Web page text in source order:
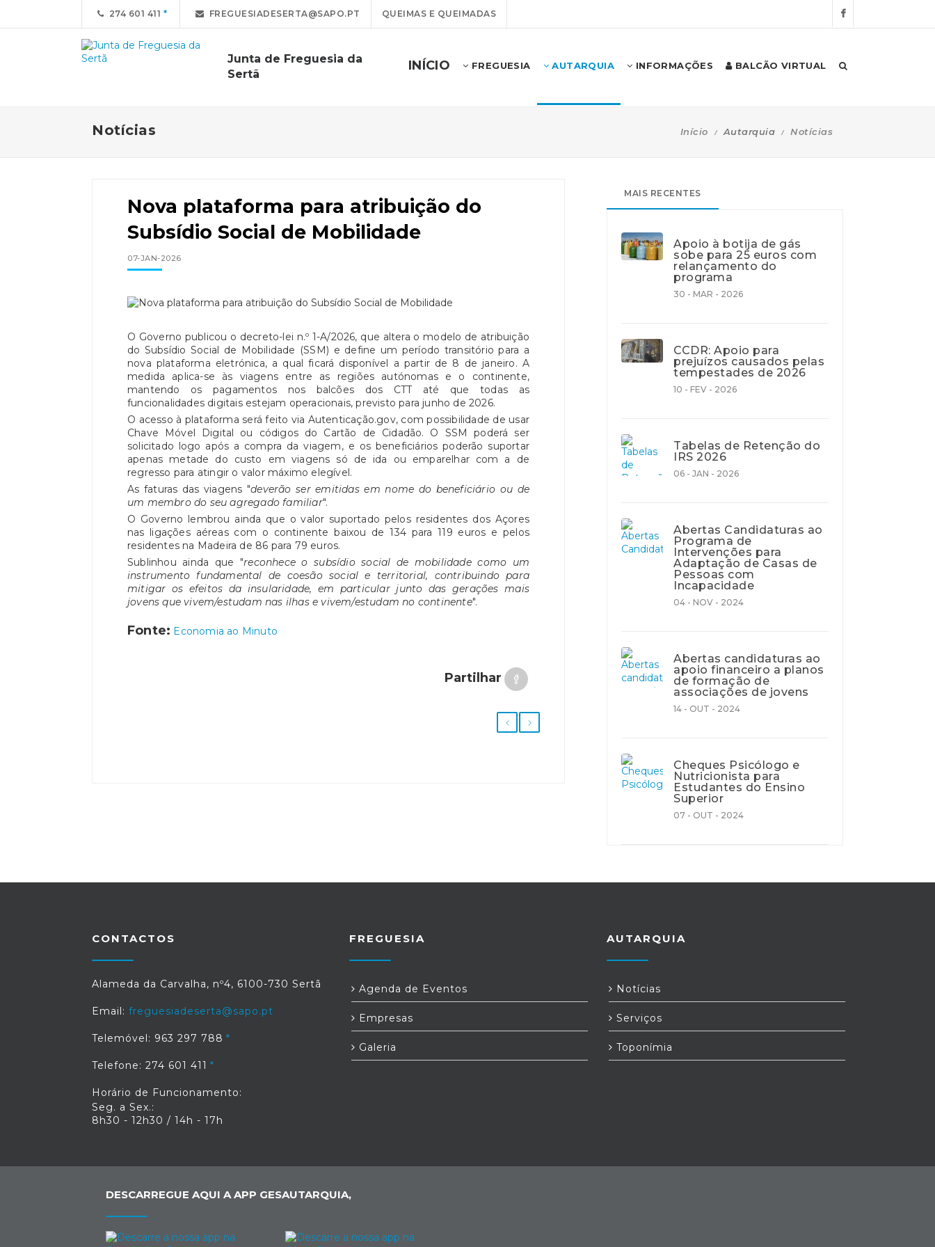
274 601 411 FREGUESIADESERTA@SAPO.PT QUEIMAS E QUEIMADAS
Junta de Freguesia da
Sertã
INÍCIO FREGUESIA AUTARQUIA INFORMAÇÕES BALCÃO VIRTUAL
Notícias Início Autarquia Notícias
Nova plataforma para atribuição do
Subsídio Social de Mobilidade
07-JAN-2026
O Governo publicou o decreto-lei n.º 1-A/2026, que altera o modelo de atribuição
do Subsídio Social de Mobilidade (SSM) e define um período transitório para a
nova plataforma eletrónica, a qual ficará disponível a partir de 8 de janeiro. A
medida aplica-se às viagens entre as regiões autónomas e o continente,
mantendo os pagamentos nos balcões dos CTT até que todas as
funcionalidades digitais estejam operacionais, previsto para junho de 2026.
O acesso à plataforma será feito via Autenticação.gov, com possibilidade de usar
Chave Móvel Digital ou códigos do Cartão de Cidadão. O SSM poderá ser
solicitado logo após a compra da viagem, e os beneficiários poderão suportar
apenas metade do custo em viagens só de ida ou emparelhar com a de
regresso para atingir o valor máximo elegível.
As faturas das viagens "deverão ser emitidas em nome do beneficiário ou de
um membro do seu agregado familiar".
O Governo lembrou ainda que o valor suportado pelos residentes dos Açores
nas ligações aéreas com o continente baixou de 134 para 119 euros e pelos
residentes na Madeira de 86 para 79 euros.
Sublinhou ainda que "reconhece o subsídio social de mobilidade como um
instrumento fundamental de coesão social e territorial, contribuindo para
mitigar os efeitos da insularidade, em particular junto das gerações mais
jovens que vivem/estudam nas ilhas e vivem/estudam no continente".
Fonte: Economia ao Minuto
Partilhar
MAIS RECENTES
Apoio à botija de gás
sobe para 25 euros com
relançamento do
programa
30 - MAR - 2026
CCDR: Apoio para
prejuízos causados pelas
tempestades de 2026
10 - FEV - 2026
Tabelas de Retenção do
IRS 2026
06 - JAN - 2026
Abertas Candidaturas ao
Programa de
Intervenções para
Adaptação de Casas de
Pessoas com
Incapacidade
04 - NOV - 2024
Abertas candidaturas ao
apoio financeiro a planos
de formação de
associações de jovens
14 - OUT - 2024
Cheques Psicólogo e
Nutricionista para
Estudantes do Ensino
Superior
07 - OUT - 2024
CONTACTOS
Alameda da Carvalha, nº4, 6100-730 Sertã
Email: freguesiadeserta@sapo.pt
Telemóvel: 963 297 788
Telefone: 274 601 411
Horário de Funcionamento:
Seg. a Sex.:
8h30 - 12h30 / 14h - 17h
FREGUESIA
Agenda de Eventos
Empresas
Galeria
AUTARQUIA
Notícias
Serviços
Toponímia
DESCARREGUE AQUI A APP GESAUTARQUIA,